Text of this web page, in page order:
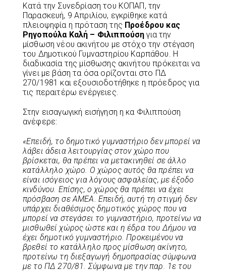
Κατά την Συνεδρίαση του ΚΟΠΑΠ, την
Παρασκευή, 9 Απριλίου, εγκρίθηκε κατά
πλειοψηφία η πρόταση της Προέδρου κας
Ρηγοπούλα Καλή – Φιλιππούση για την
μίσθωση νέου ακινήτου με στόχο την στέγαση
του Δημοτικού Γυμναστηρίου Καρπάθου. Η
διαδικασία της μίσθωσης ακινήτου πρόκειται να
γίνει με βάση τα όσα ορίζονται στο ΠΔ
270/1981 και εξουσιοδοτήθηκε η πρόεδρος για
τις περαιτέρω ενέργειες.
Στην εισαγωγική εισήγηση η κα Φιλιππούση
ανέφερε:
«Επειδή, το δημοτικό γυμναστήριο δεν μπορεί να
λάβει άδεια λειτουργίας στον χώρο που
βρίσκεται, θα πρέπει να μετακινηθεί σε άλλο
κατάλληλο χώρο. Ο χώρος αυτός θα πρέπει να
είναι ισόγειος για λόγους ασφαλείας, με έξοδο
κινδύνου. Επίσης, ο χώρος θα πρέπει να έχει
πρόσβαση σε ΑΜΕΑ. Επειδή, αυτή τη στιγμή δεν
υπάρχει διαθέσιμος δημοτικός χώρος που να
μπορεί να στεγάσει το γυμναστήριο, προτείνω να
μισθωθεί χώρος ώστε και η έδρα του Δήμου να
έχει δημοτικό γυμναστήριο. Προκειμένου να
βρεθεί το κατάλληλο προς μίσθωση ακίνητο,
προτείνω τη διεξαγωγή δημοπρασίας σύμφωνα
με το ΠΔ 270/81. Σύμφωνα με την παρ. 1ε του